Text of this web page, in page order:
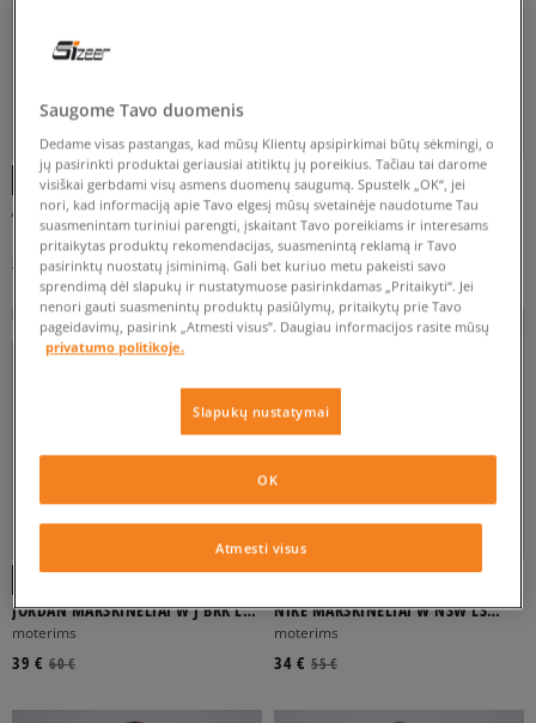
ADIDAS MARŠKINĖLIAI 3S TEE SLIM
moterims
35 €
NIKE MARŠKINĖLIAI SPORTSWEAR
CLUB
vyrams
25 €
JORDAN MARŠKINĖLIAI W J BRK LS
LOOSE MARŠKINĖLIAI
moterims
60 €
39 €
NIKE MARŠKINĖLIAI W NSW LS
JERSEY
moterims
55 €
34 €
Saugome Tavo duomenis
Dedame visas pastangas, kad mūsų Klientų apsipirkimai būtų sėkmingi, o
jų pasirinkti produktai geriausiai atitiktų jų poreikius. Tačiau tai darome
visiškai gerbdami visų asmens duomenų saugumą. Spustelk „OK“, jei
nori, kad informaciją apie Tavo elgesį mūsų svetainėje naudotume Tau
suasmenintam turiniui parengti, įskaitant Tavo poreikiams ir interesams
pritaikytas produktų rekomendacijas, suasmenintą reklamą ir Tavo
pasirinktų nuostatų įsiminimą. Gali bet kuriuo metu pakeisti savo
sprendimą dėl slapukų ir nustatymuose pasirinkdamas „Pritaikyti“. Jei
nenori gauti suasmenintų produktų pasiūlymų, pritaikytų prie Tavo
pageidavimų, pasirink „Atmesti visus”. Daugiau informacijos rasite mūsų
privatumo politikoje.
Slapukų nustatymai
Atmesti visus
OK